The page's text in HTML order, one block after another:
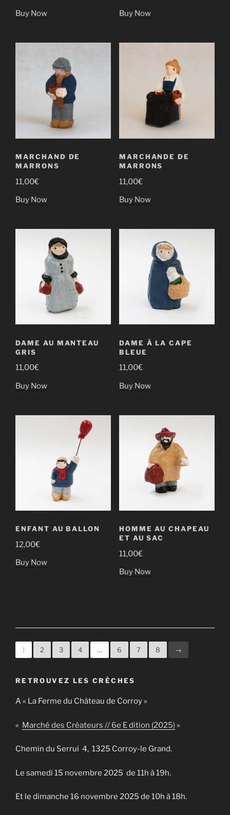
Buy Now
Buy Now
MARCHAND DE
MARRONS
11,00€
Buy Now
MARCHANDE DE
MARRONS
11,00€
Buy Now
DAME AU MANTEAU
GRIS
11,00€
Buy Now
DAME À LA CAPE
BLEUE
11,00€
Buy Now
ENFANT AU BALLON
12,00€
Buy Now
HOMME AU CHAPEAU
ET AU SAC
11,00€
Buy Now
1 2 3 4 … 6 7 8 →
RETROUVEZ LES CRÈCHES
A « La Ferme du Château de Corroy »
« Marché des Créateurs // 6e E dition (2025) »
Chemin du Serrui 4, 1325 Corroy-le Grand.
Le samedi 15 novembre 2025 de 11h à 19h.
Et le dimanche 16 novembre 2025 de 10h à 18h.